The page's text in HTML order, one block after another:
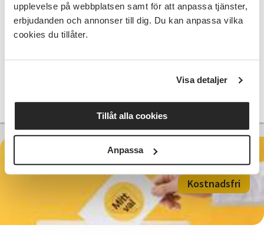
upplevelse på webbplatsen samt för att anpassa tjänster,
erbjudanden och annonser till dig. Du kan anpassa vilka
cookies du tillåter.
Visa detaljer
Tillåt alla cookies
Anpassa
Lättpratad valdiskussion -
Söderköping
Söderköping
tis 2026-08-25
1 Tillfällen
Läs mer och anmäl
Kostnadsfri